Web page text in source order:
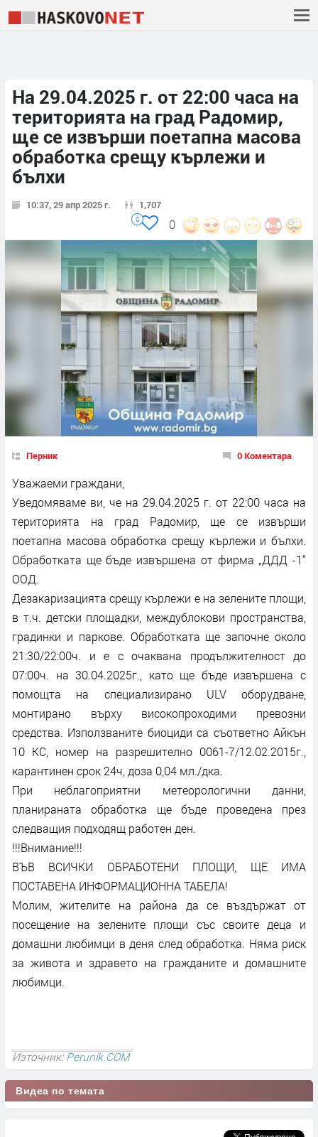
Нa 29.04.2025 г. от 22:00 часа на
територията на град Радомир,
ще се извърши поетапна масова
обработка срещу кърлежи и
бълхи
10:37, 29 апр 2025 г. 1,707
0
0
Перник 0 Коментара
Уважаеми граждани,
Уведомяваме ви, че нa 29.04.2025 г. от 22:00 часа на
територията на град Радомир, ще се извърши
поетапна масова обработка срещу кърлежи и бълхи.
Обработката ще бъде извършена от фирма „ДДД -1“
ООД.
Дезакаризацията срещу кърлежи е на зелените площи,
в т.ч. детски площадки, междублокови пространства,
градинки и паркове. Обработката ще започне около
21:30/22:00ч. и е с очаквана продължителност до
07:00ч. на 30.04.2025г., като ще бъде извършена с
помощта на специализирано ULV оборудване,
монтирано върху високопроходими превозни
средства. Използваните биоциди са съответно Айкън
10 КС, номер на разрешително 0061-7/12.02.2015г.,
карантинен срок 24ч, доза 0,04 мл./дка.
При неблагоприятни метеорологични данни,
планираната обработка ще бъде проведена през
следващия подходящ работен ден.
!!!Внимание!!!
ВЪВ ВСИЧКИ ОБРАБОТЕНИ ПЛОЩИ, ЩЕ ИМА
ПОСТАВЕНА ИНФОРМАЦИОННА ТАБЕЛА!
Молим, жителите на района да се въздържат от
посещение на зелените площи със своите деца и
домашни любимци в деня след обработка. Няма риск
за живота и здравето на гражданите и домашните
любимци.
Източник:Perunik.COM
Видеа по темата